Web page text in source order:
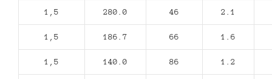
1,5 280.0 46 2.1
1,5 186.7 66 1.6
1,5 140.0 86 1.2